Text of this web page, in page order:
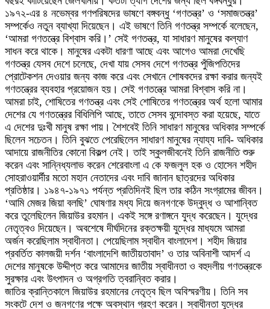
১৯৭২-এর ৪ নভেম্বর গণপরিষদের ভাষণে বঙ্গবন্ধু ‘গণতন্ত্র’ ও ‘সমাজতন্ত্র’
সম্পর্কেও নতুন ব্যাখ্যা দিয়েছেন। এই ভাষণে তিনি গণতন্ত্র সম্পর্কে বলেছেন,
‘আমরা গণতন্ত্রে বিশ্বাস করি।’ সেই গণতন্ত্র, যা সাধারণ মানুষের কল্যাণ
সাধন করে থাকে। মানুষের একটা ধারণা আছে এবং আগেও আমরা দেখেছি
গণতন্ত্র যেসব দেশে চলেছে, দেখা যায় সেসব দেশে গণতন্ত্র পুঁজিপতিদের
প্রোটেকশন দেওয়ার জন্য কাজ করে এবং সেখানে শোষকদের রক্ষা করার জন্যই
গণতন্ত্রের ব্যবহার প্রয়োজন হয়। সেই গণতন্ত্রে আমরা বিশ্বাস করি না।
আমরা চাই, শোষিতের গণতন্ত্র এবং সেই শোষিতের গণতন্ত্রের অর্থ হলো আমার
দেশের যে গণতন্ত্রের বিধিলিপি আছে, তাতে সেসব বন্দোবস্ত করা হয়েছে, যাতে
এ দেশের দুঃখী মানুষ রক্ষা পায়। শৈশবেই তিনি সাধারণ মানুষের অধিকার সম্পর্কে
ছিলেন সচেতন। তিনি বুঝতে পেরেছিলেন সাধারণ মানুষের ন্যায্য দাবি- অধিকার
আদায়ে রাজনীতির কোনো বিকল্প নেই। তাই স্কুলজীবনেই তিনি রাজনীতি শুরু
করেন এবং সান্নিধ্যলাভ করেন শেরেবাংলা এ কে ফজলুল হক ও হোসেন শহীদ
সোহরাওয়ার্দীর মতো মহান নেতাদের এবং দাবি জানান ছাত্রদের অধিকার
প্রতিষ্ঠার। ১৯৪৭-১৯৭১ পর্যন্ত প্রতিদিনই ছিল তার কঠিন সংগ্রামের জীবন।
‘আমি মেজর জিয়া বলছি’ ঘোষণার মধ্য দিয়ে জনগণকে উদ্বুদ্ধ ও আশান্বিত
করে তুলেছিলেন জিয়াউর রহমান। একই সঙ্গে রণাঙ্গনে যুদ্ধ করেছেন। যুদ্ধের
নেতৃত্বও দিয়েছেন। অবশেষে দীর্ঘদিনের রক্তক্ষয়ী যুদ্ধের মাধ্যমে আমরা
অর্জন করেছিলাম স্বাধীনতা। পেয়েছিলাম স্বাধীন বাংলাদেশ। শহীদ জিয়ার
প্রবর্তিত কালজয়ী দর্শন ‘বাংলাদেশি জাতীয়তাবাদ’ ও তার অবিনাশী আদর্শ এ
দেশের মানুষকে উদ্দীপ্ত করে আমাদের জাতীয় স্বাধীনতা ও বহুদলীয় গণতন্ত্রকে
সুরক্ষার এবং উৎপাদন ও অগ্রগতি ত্বরান্বিত করার।
জাতির ক্রান্তিকালে জিয়াউর রহমানের নেতৃত্ব ছিল অবিস্মরণীয়। তিনি সব
সংকটে দেশ ও জনগণের পক্ষে অবস্থান গ্রহণ করেন। স্বাধীনতা যুদ্ধের